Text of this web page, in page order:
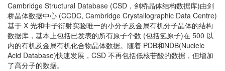
Cambridge Structural Database (CSD，剑桥晶体结构数据库)由剑
桥晶体数据中心 (CCDC, Cambridge Crystallographic Data Centre)
基于 X 光和中子衍射实验唯一的小分子及金属有机分子晶体的结构
数据库，基本上包括已发表的所有原子个数 (包括氢原子)在 500 以
内的有机及金属有机化合物晶体数据。随着 PDB和NDB(Nucleic
Acid Database)快速发展，CSD 不再包括低核苷酸的数据，但增加
了高分子的数据。